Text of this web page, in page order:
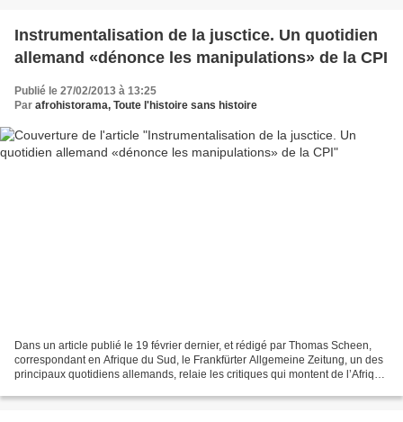
Instrumentalisation de la jusctice. Un quotidien
allemand «dénonce les manipulations» de la CPI
Publié le 27/02/2013 à 13:25
Par afrohistorama, Toute l'histoire sans histoire
Dans un article publié le 19 février dernier, et rédigé par Thomas Scheen,
correspondant en Afrique du Sud, le Frankfürter Allgemeine Zeitung, un des
principaux quotidiens allemands, relaie les critiques qui montent de l’Afrique